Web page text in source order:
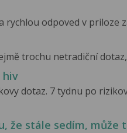
rychlou odpoved v priloze
trochu netradiční
hiv
dotaz. 7 tydnu po
že stále sedím, může